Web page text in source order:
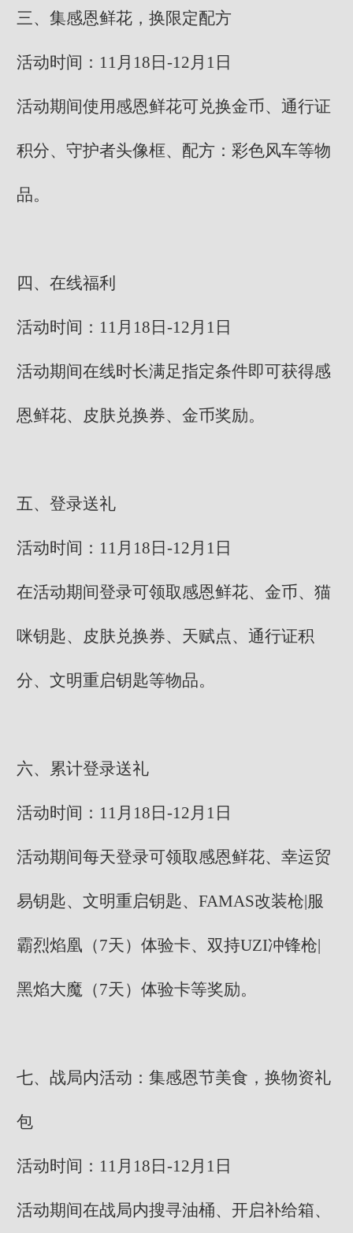
三、集感恩鲜花，换限定配方
活动时间：11月18日-12月1日
活动期间使用感恩鲜花可兑换金币、通行证
积分、守护者头像框、配方：彩色风车等物
品。
四、在线福利
活动时间：11月18日-12月1日
活动期间在线时长满足指定条件即可获得感
恩鲜花、皮肤兑换券、金币奖励。
五、登录送礼
活动时间：11月18日-12月1日
在活动期间登录可领取感恩鲜花、金币、猫
咪钥匙、皮肤兑换券、天赋点、通行证积
分、文明重启钥匙等物品。
六、累计登录送礼
活动时间：11月18日-12月1日
活动期间每天登录可领取感恩鲜花、幸运贸
易钥匙、文明重启钥匙、FAMAS改装枪|服
霸烈焰凰（7天）体验卡、双持UZI冲锋枪|
黑焰大魔（7天）体验卡等奖励。
七、战局内活动：集感恩节美食，换物资礼
包
活动时间：11月18日-12月1日
活动期间在战局内搜寻油桶、开启补给箱、